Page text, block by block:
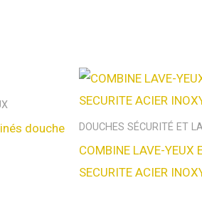
douche
DOUCHES SÉCURITÉ ET
COMBINE LAVE-YEUX
SECURITE ACIER